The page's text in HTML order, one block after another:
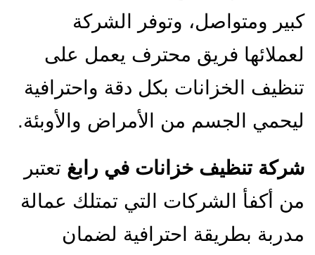
كبير ومتواصل، وتوفر الشركة
لعملائها فريق محترف يعمل على
تنظيف الخزانات بكل دقة واحترافية
ليحمي الجسم من الأمراض والأوبئة.
شركة تنظيف خزانات في رابغ تعتبر
من أكفأ الشركات التي تمتلك عمالة
مدربة بطريقة احترافية لضمان